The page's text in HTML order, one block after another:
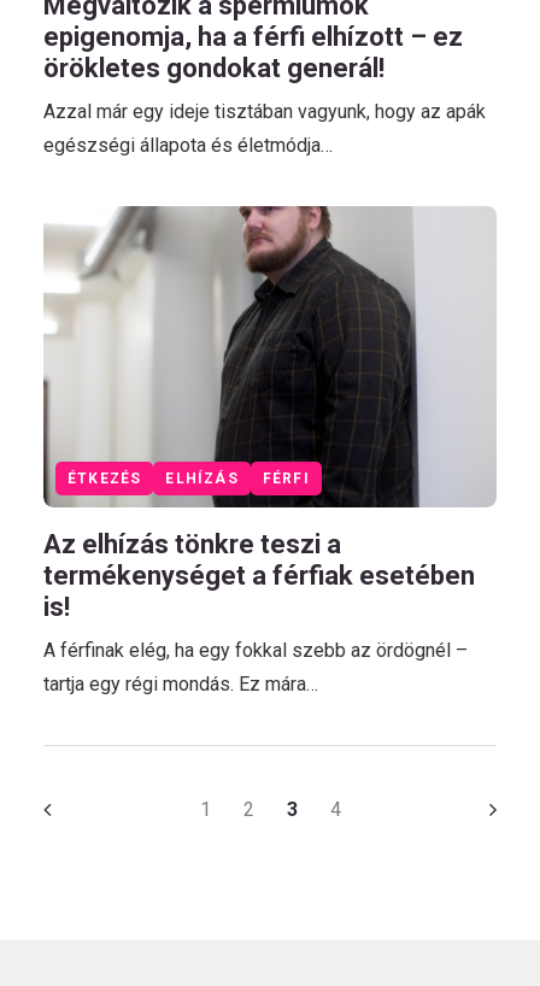
epigenomja, ha a férfi elhízott – ez
örökletes gondokat generál!
Azzal már egy ideje tisztában vagyunk, hogy az apák
egészségi állapota és életmódja…
ÉTKEZÉS ELHÍZÁS FÉRFI
Az elhízás tönkre teszi a
termékenységet a férfiak esetében
is!
A férfinak elég, ha egy fokkal szebb az ördögnél –
tartja egy régi mondás. Ez mára…
1 2 3 4